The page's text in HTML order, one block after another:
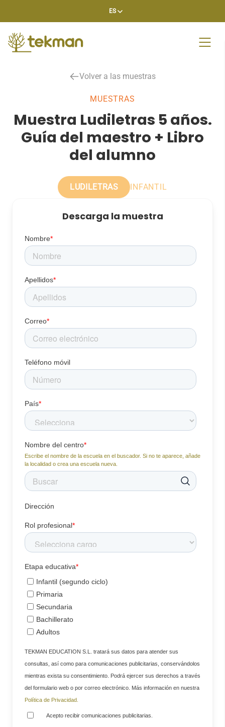
ES
Volver a las muestras
MUESTRAS
Muestra Ludiletras 5 años.
Guía del maestro + Libro
del alumno
LUDILETRAS INFANTIL
Descarga la muestra
Nombre*
Apellidos*
Correo*
Teléfono móvil
País*
Nombre del centro*
Escribe el nombre de la escuela en el buscador. Si no te aparece, añade
la localidad o crea una escuela nueva.
Dirección
Rol profesional*
Etapa educativa*
Infantil (segundo ciclo)
Primaria
Secundaria
Bachillerato
Adultos
TEKMAN EDUCATION S.L. tratará sus datos para atender sus
consultas, así como para comunicaciones publicitarias, conservándolos
mientras exista su consentimiento. Podrá ejercer sus derechos a través
del formulario web o por correo electrónico. Más información en nuestra
Política de Privacidad.
Acepto recibir comunicaciones publicitarias.